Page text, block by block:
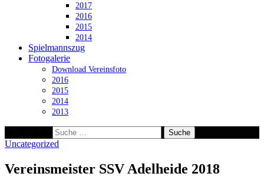
2017
2016
2015
2014
Spielmannszug
Fotogalerie
Download Vereinsfoto
2016
2015
2014
2013
Uncategorized
Vereinsmeister SSV Adelheide 2018